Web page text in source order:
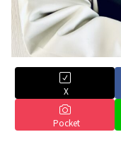
X
Pocket